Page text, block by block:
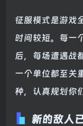
征服模式是游戏
时间较短。每一
后，每场遭遇战
一个单位都至关
种，认真规划你
新的敌人